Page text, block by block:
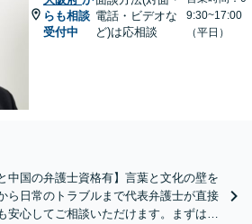
らも相談
受付中
電話・ビデオな
ど)は応相談
9:30~17:00
（平日）
中国の弁護士資格有】言葉と文化の壁を
ら日常のトラブルまで代表弁護士が直接
安心してご相談いただけます。まずは一